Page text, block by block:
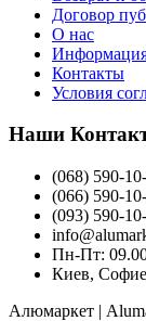
Договор
О нас
Информация
Контакты
Условия
Наши
(068) 590-
(066) 590-
(093) 590-
Пн-Пт:
Киев,
Алюмаркет |